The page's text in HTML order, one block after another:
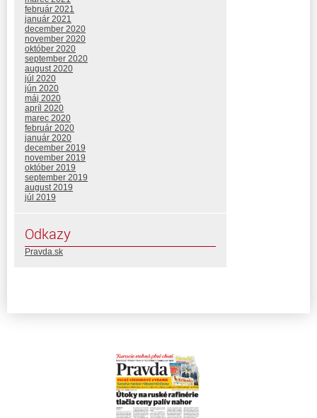
február 2021
január 2021
december 2020
november 2020
október 2020
september 2020
august 2020
júl 2020
jún 2020
máj 2020
apríl 2020
marec 2020
február 2020
január 2020
december 2019
november 2019
október 2019
september 2019
august 2019
júl 2019
Odkazy
Pravda.sk